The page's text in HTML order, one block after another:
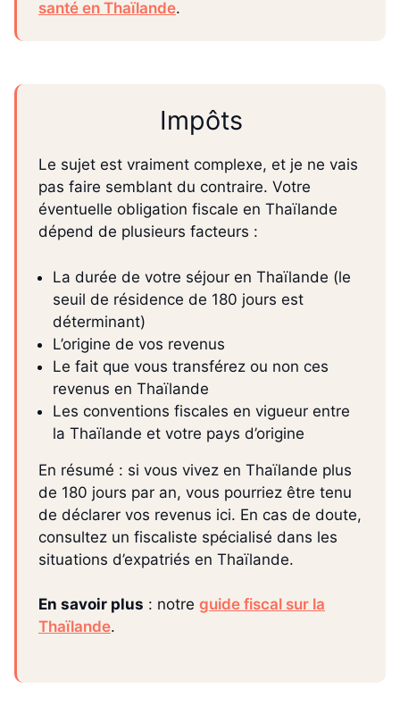
santé en Thaïlande.
Impôts
Le sujet est vraiment complexe, et je ne vais
pas faire semblant du contraire. Votre
éventuelle obligation fiscale en Thaïlande
dépend de plusieurs facteurs :
La durée de votre séjour en Thaïlande (le
seuil de résidence de 180 jours est
déterminant)
L’origine de vos revenus
Le fait que vous transférez ou non ces
revenus en Thaïlande
Les conventions fiscales en vigueur entre
la Thaïlande et votre pays d’origine
En résumé : si vous vivez en Thaïlande plus
de 180 jours par an, vous pourriez être tenu
de déclarer vos revenus ici. En cas de doute,
consultez un fiscaliste spécialisé dans les
situations d’expatriés en Thaïlande.
En savoir plus : notre guide fiscal sur la
Thaïlande.